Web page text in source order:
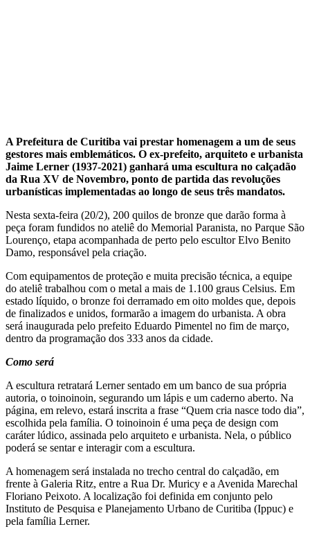
A Prefeitura de Curitiba vai prestar homenagem a um de seus
gestores mais emblemáticos. O ex-prefeito, arquiteto e urbanista
Jaime Lerner (1937-2021) ganhará uma escultura no calçadão
da Rua XV de Novembro, ponto de partida das revoluções
urbanísticas implementadas ao longo de seus três mandatos.
Nesta sexta-feira (20/2), 200 quilos de bronze que darão forma à
peça foram fundidos no ateliê do Memorial Paranista, no Parque São
Lourenço, etapa acompanhada de perto pelo escultor Elvo Benito
Damo, responsável pela criação.
Com equipamentos de proteção e muita precisão técnica, a equipe
do ateliê trabalhou com o metal a mais de 1.100 graus Celsius. Em
estado líquido, o bronze foi derramado em oito moldes que, depois
de finalizados e unidos, formarão a imagem do urbanista. A obra
será inaugurada pelo prefeito Eduardo Pimentel no fim de março,
dentro da programação dos 333 anos da cidade.
Como será
A escultura retratará Lerner sentado em um banco de sua própria
autoria, o toinoinoin, segurando um lápis e um caderno aberto. Na
página, em relevo, estará inscrita a frase “Quem cria nasce todo dia”,
escolhida pela família. O toinoinoin é uma peça de design com
caráter lúdico, assinada pelo arquiteto e urbanista. Nela, o público
poderá se sentar e interagir com a escultura.
A homenagem será instalada no trecho central do calçadão, em
frente à Galeria Ritz, entre a Rua Dr. Muricy e a Avenida Marechal
Floriano Peixoto. A localização foi definida em conjunto pelo
Instituto de Pesquisa e Planejamento Urbano de Curitiba (Ippuc) e
pela família Lerner.